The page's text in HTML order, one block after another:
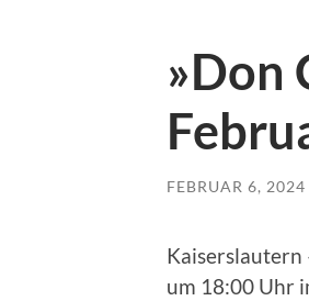
»Don
FEBRUAR 6, 2024
Kaiserslautern
um 18:00 Uhr